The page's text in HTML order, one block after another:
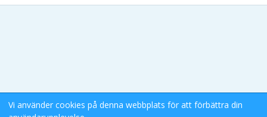
Vi använder cookies på denna webbplats för att förbättra din